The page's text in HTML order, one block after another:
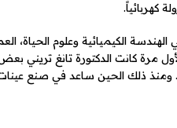
كهربائياً.
الهندسة الكيميائية وعلوم
مرة كانت الدكتورة تانغ تريني
ومنذ ذلك الحين ساعد في صنع